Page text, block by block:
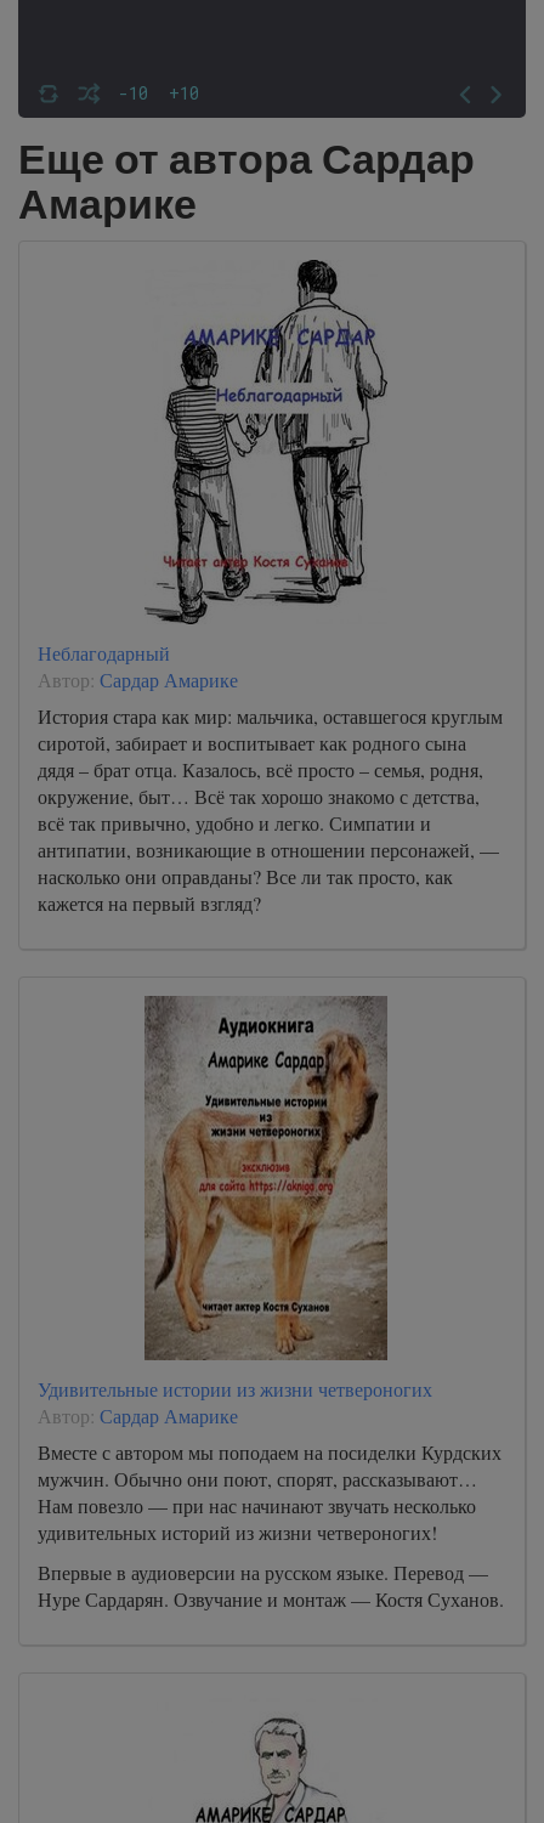
-10 +10
Еще от автора Сардар
Амарике
Неблагодарный
Автор: Сардар Амарике
История стара как мир: мальчика, оставшегося круглым
сиротой, забирает и воспитывает как родного сына
дядя – брат отца. Казалось, всё просто – семья, родня,
окружение, быт… Всё так хорошо знакомо с детства,
всё так привычно, удобно и легко. Симпатии и
антипатии, возникающие в отношении персонажей, —
насколько они оправданы? Все ли так просто, как
кажется на первый взгляд?
Удивительные истории из жизни четвероногих
Автор: Сардар Амарике
Вместе с автором мы поподаем на посиделки Курдских
мужчин. Обычно они поют, спорят, рассказывают…
Нам повезло — при нас начинают звучать несколько
удивительных историй из жизни четвероногих!
Впервые в аудиоверсии на русском языке. Перевод —
Нуре Сардарян. Озвучание и монтаж — Костя Суханов.